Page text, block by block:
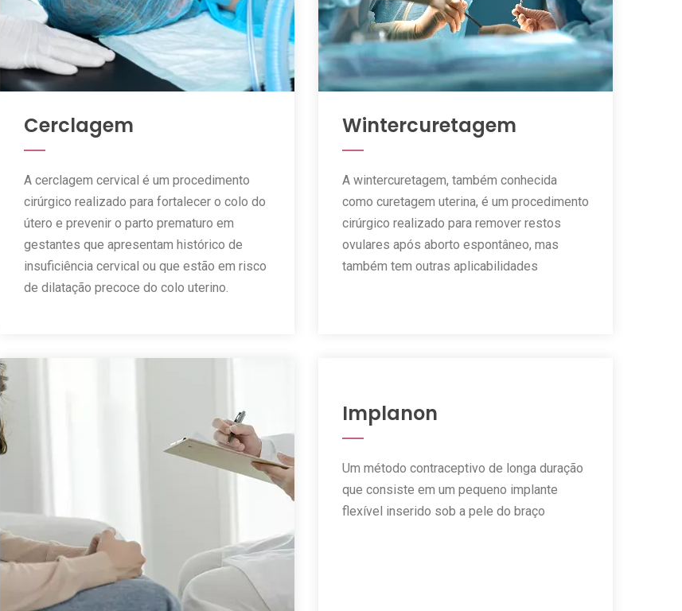
Cerclagem
A cerclagem cervical é um procedimento
cirúrgico realizado para fortalecer o colo do
útero e prevenir o parto prematuro em
gestantes que apresentam histórico de
insuficiência cervical ou que estão em risco
de dilatação precoce do colo uterino.
Wintercuretagem
A wintercuretagem, também conhecida
como curetagem uterina, é um procedimento
cirúrgico realizado para remover restos
ovulares após aborto espontâneo, mas
também tem outras aplicabilidades
Implanon
Um método contraceptivo de longa duração
que consiste em um pequeno implante
flexível inserido sob a pele do braço